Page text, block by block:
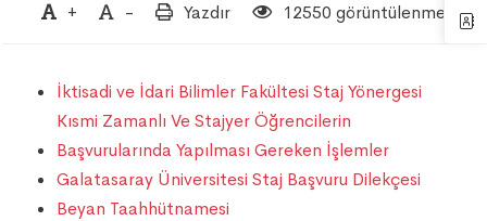
+ - Yazdır 12550 görüntülenme
İktisadi ve İdari Bilimler Fakültesi Staj Yönergesi
Kısmi Zamanlı Ve Stajyer Öğrencilerin
Başvurularında Yapılması Gereken İşlemler
Galatasaray Üniversitesi Staj Başvuru Dilekçesi
Beyan Taahhütnamesi